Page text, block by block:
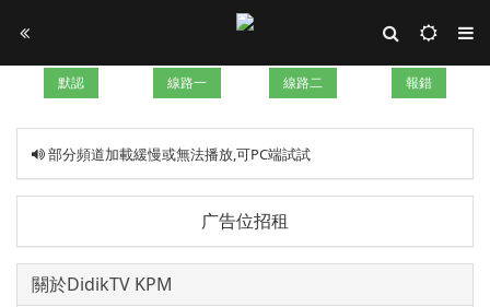
默認 線路一 線路二 報錯
部分頻道加載緩慢或無法播放,可PC端試試
广告位招租
關於DidikTV KPM